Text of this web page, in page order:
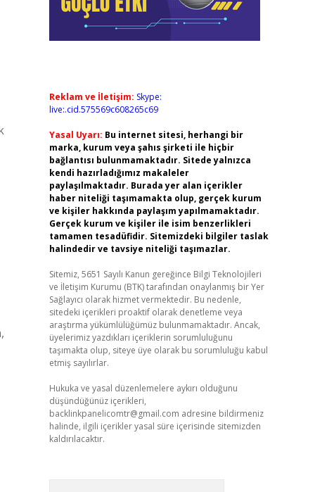
Reklam ve İletişim: Skype:
live:.cid.575569c608265c69
Yasal Uyarı: Bu internet sitesi, herhangi bir
marka, kurum veya şahıs şirketi ile hiçbir
bağlantısı bulunmamaktadır. Sitede yalnızca
kendi hazırladığımız makaleler
paylaşılmaktadır. Burada yer alan içerikler
haber niteliği taşımamakta olup, gerçek kurum
ve kişiler hakkında paylaşım yapılmamaktadır.
Gerçek kurum ve kişiler ile isim benzerlikleri
tamamen tesadüfidir. Sitemizdeki bilgiler taslak
halindedir ve tavsiye niteliği taşımazlar.
Sitemiz, 5651 Sayılı Kanun gereğince Bilgi Teknolojileri
ve İletişim Kurumu (BTK) tarafından onaylanmış bir Yer
Sağlayıcı olarak hizmet vermektedir. Bu nedenle,
sitedeki içerikleri proaktif olarak denetleme veya
araştırma yükümlülüğümüz bulunmamaktadır. Ancak,
üyelerimiz yazdıkları içeriklerin sorumluluğunu
taşımakta olup, siteye üye olarak bu sorumluluğu kabul
etmiş sayılırlar.
Hukuka ve yasal düzenlemelere aykırı olduğunu
düşündüğünüz içerikleri,
backlinkpanelicomtr@gmail.com adresine bildirmeniz
halinde, ilgili içerikler yasal süre içerisinde sitemizden
kaldırılacaktır.